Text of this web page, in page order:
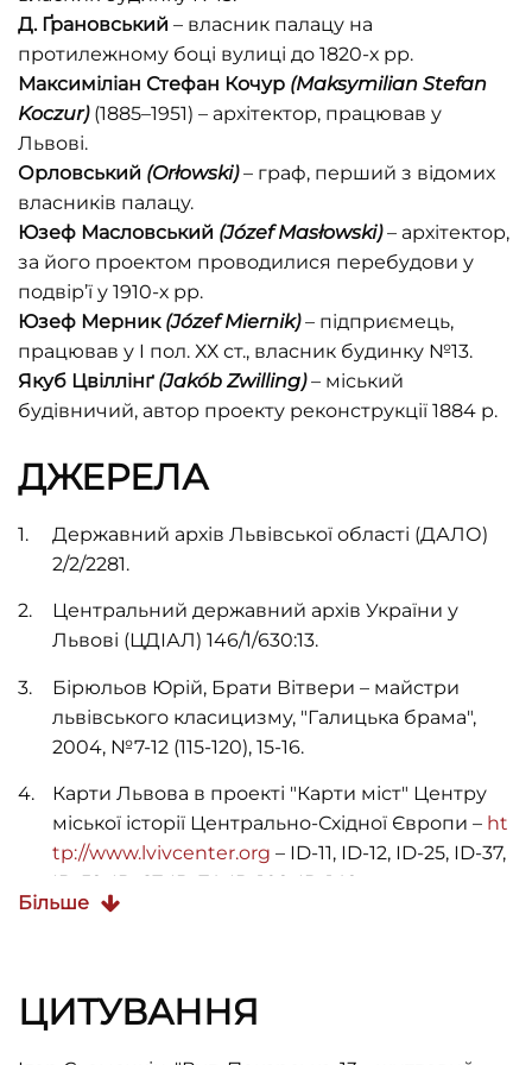
Д. Ґрановський – власник палацу на
протилежному боці вулиці до 1820-х рр.
Максиміліан Стефан Кочур (Maksymilian Stefan
Koczur)(1885–1951) – архітектор, працював у
Львові.
Орловський (Orłowski)– граф, перший з відомих
власників палацу.
Юзеф Масловський (Józef Masłowski)– архітектор,
за його проектом проводилися перебудови у
подвір’ї у 1910-х рр.
Юзеф Мерник (Józef Miernik)– підприємець,
працював у I пол. ХХ ст., власник будинку №13.
Якуб Цвіллінґ (Jakób Zwilling)– міський
будівничий, автор проекту реконструкції 1884 р.
ДЖЕРЕЛА
Державний архів Львівської області (ДАЛО)
2/2/2281.
Центральний державний архів України у
Львові (ЦДІАЛ) 146/1/630:13.
Бірюльов Юрій, Брати Вітвери – майстри
львівського класицизму, "Галицька брама",
2004, №7-12 (115-120), 15-16.
Карти Львова в проекті "Карти міст" Центру
міської історії Центрально-Східної Європи – ht
tp://www.lvivcenter.org – ІD-11, ІD-12, ІD-25, ІD-37,
ІD-59, ІD-67, ІD-74, ІD-109, ІD-149.
(Львів: Центр Європи, 2008), 125-126.
Більше
ЦИТУВАННЯ